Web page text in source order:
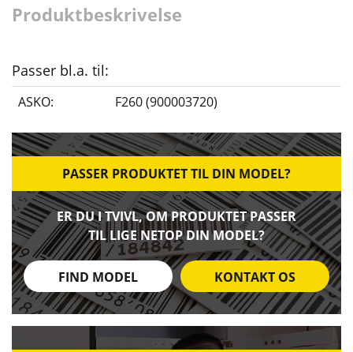
Produktbeskrivelse
Passer bl.a. til:
ASKO: F260 (900003720)
PASSER PRODUKTET TIL DIN MODEL?
ER DU I TVIVL, OM PRODUKTET PASSER
TIL LIGE NETOP DIN MODEL?
FIND MODEL KONTAKT OS